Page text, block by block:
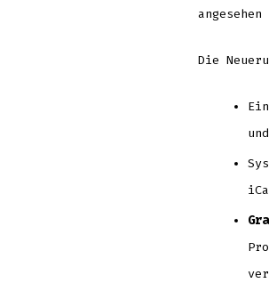
Die